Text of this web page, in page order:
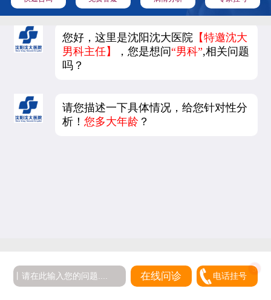
您好，这里是沈阳沈大医院 【特邀沈大
男科主任】
，您是想问“男科”,相关问题
吗？
请您描述一下具体情况，给您针对性分
析！您多大年龄 ？
在线问诊 电话挂号